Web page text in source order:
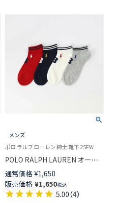
メンズ
ポロ ラルフ ローレン 紳士 靴下 25FW
POLO RALPH LAUREN オーガ
ニックコットン混 NO.3 履き口
ボーダー ポロポニー刺しゅう
スニーカー丈 ソックス メンズ
【25-27cm】【27-29cm】
通常価格 ¥1,650
販売価格 ¥1,650税込
5.00（4）